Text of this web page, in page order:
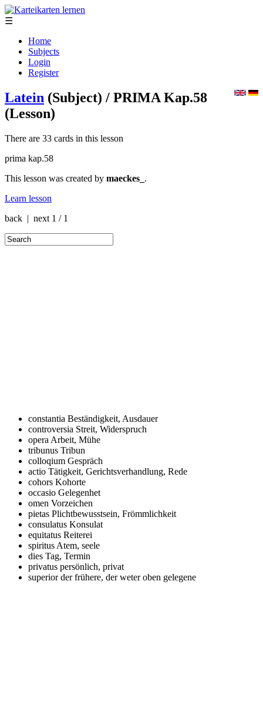
☰
Home
Subjects
Login
Register
Latein (Subject) / PRIMA Kap.58
(Lesson)
There are 33 cards in this lesson
prima kap.58
This lesson was created by maeckes_ .
Learn lesson
back | next 1 / 1
constantia Beständigkeit, Ausdauer
controversia Streit, Widerspruch
opera Arbeit, Mühe
tribunus Tribun
colloqium Gespräch
actio Tätigkeit, Gerichtsverhandlung, Rede
cohors Kohorte
occasio Gelegenhet
omen Vorzeichen
pietas Plichtbewusstsein, Frömmlichkeit
consulatus Konsulat
equitatus Reiterei
spiritus Atem, seele
dies Tag, Termin
privatus persönlich, privat
superiorder frühere, der weter oben gelegene